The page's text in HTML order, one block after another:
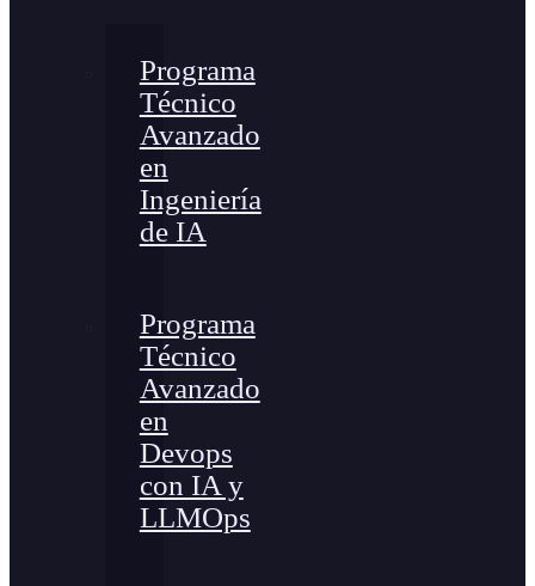
Programa
Técnico
Avanzado
en
Ingeniería
de IA
Programa
Técnico
Avanzado
en
Devops
con IA y
LLMOps